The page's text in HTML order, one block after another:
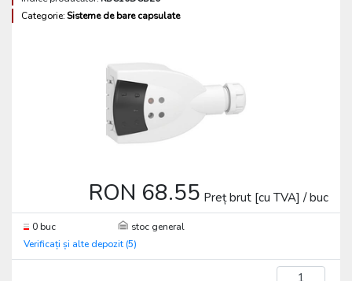
Categorie:Sisteme de bare capsulate
RON 68.55 Preț brut [cu TVA] / buc
0 buc
stoc general
Verificați și alte depozit (5)